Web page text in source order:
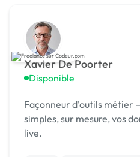
Xavier De Poorter
Disponible
Façonneur d'outils métier
simples, sur mesure, vos
live.